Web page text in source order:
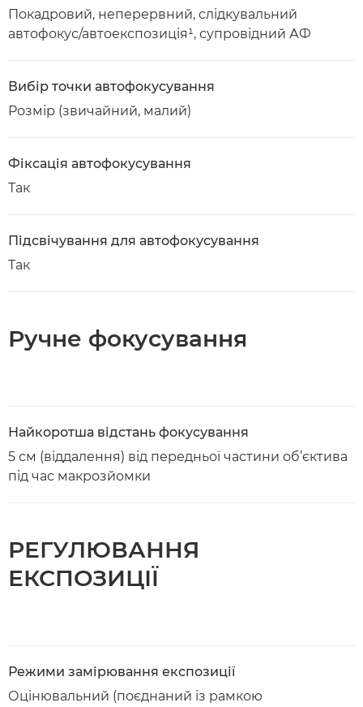
Покадровий, неперервний, слідкувальний
автофокус/автоекспозиція¹, супровідний АФ
Вибір точки автофокусування
Розмір (звичайний, малий)
Фіксація автофокусування
Так
Підсвічування для автофокусування
Так
Ручне фокусування
Найкоротша відстань фокусування
5 см (віддалення) від передньої частини об’єктива
під час макрозйомки
РЕГУЛЮВАННЯ
ЕКСПОЗИЦІЇ
Режими замірювання експозиції
Оцінювальний (поєднаний із рамкою